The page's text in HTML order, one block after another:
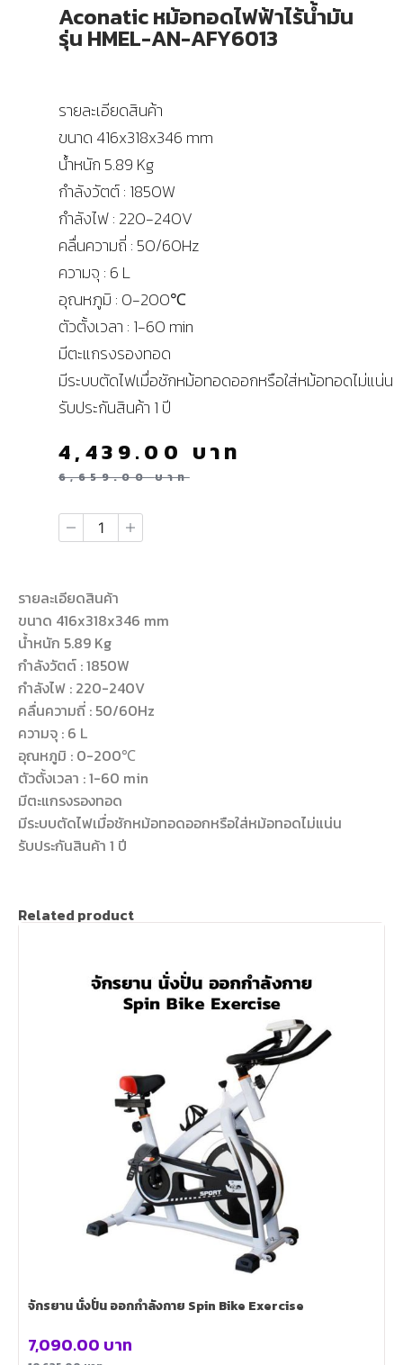
Aconatic หม้อทอดไฟฟ้าไร้น้ำมัน
รุ่น HMEL-AN-AFY6013
รายละเอียดสินค้า
ขนาด 416x318x346 mm
น้ำหนัก 5.89 Kg
กำลังวัตต์ : 1850W
กำลังไฟ : 220-240V
คลื่นความถี่ : 50/60Hz
ความจุ : 6 L
อุณหภูมิ : 0-200℃
ตัวตั้งเวลา : 1-60 min
มีตะแกรงรองทอด
มีระบบตัดไฟเมื่อชักหม้อทอดออกหรือใส่หม้อทอดไม่แน่น
รับประกันสินค้า 1 ปี
6,659.00บาท
4,439.00 บาท
รายละเอียดสินค้า
ขนาด 416x318x346 mm
น้ำหนัก 5.89 Kg
กำลังวัตต์ : 1850W
กำลังไฟ : 220-240V
คลื่นความถี่ : 50/60Hz
ความจุ : 6 L
อุณหภูมิ : 0-200℃
ตัวตั้งเวลา : 1-60 min
มีตะแกรงรองทอด
มีระบบตัดไฟเมื่อชักหม้อทอดออกหรือใส่หม้อทอดไม่แน่น
รับประกันสินค้า 1 ปี
Related product
จักรยาน นั่งปั่น ออกกำลังกาย Spin Bike Exercise
7,090.00 บาท